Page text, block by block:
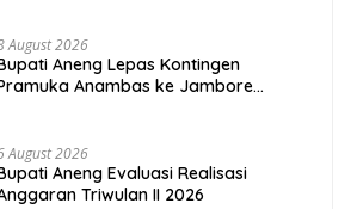
August 2026
Aneng Lepas Kontingen
Anambas ke Jambore
August 2026
Aneng Evaluasi Realisasi
Triwulan II 2026